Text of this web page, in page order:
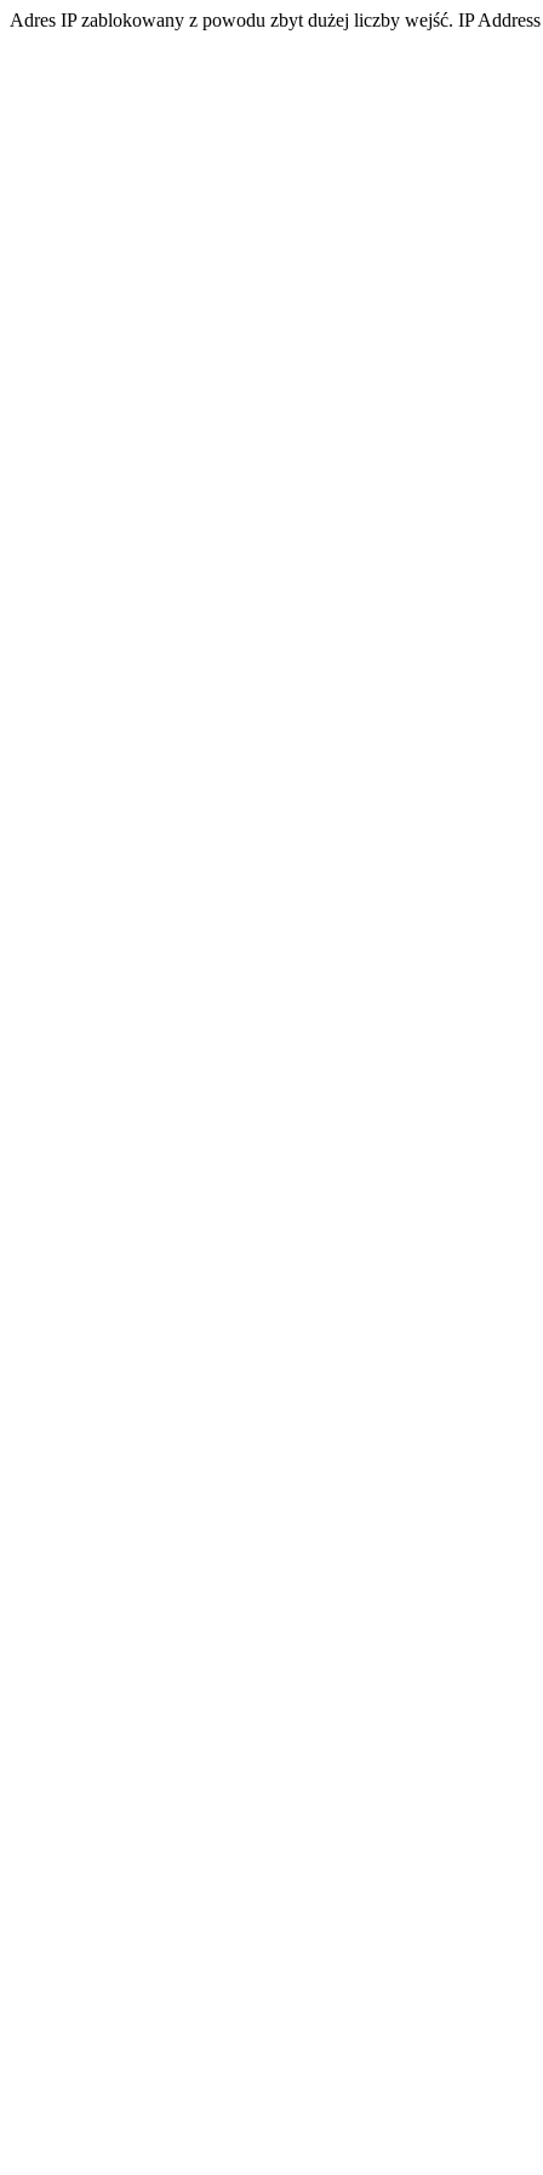
Adres IP zablokowany z powodu zbyt dużej liczby wejść. IP